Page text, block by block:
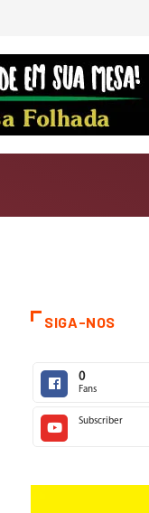
SIGA-NOS
0
Fans
Subscriber